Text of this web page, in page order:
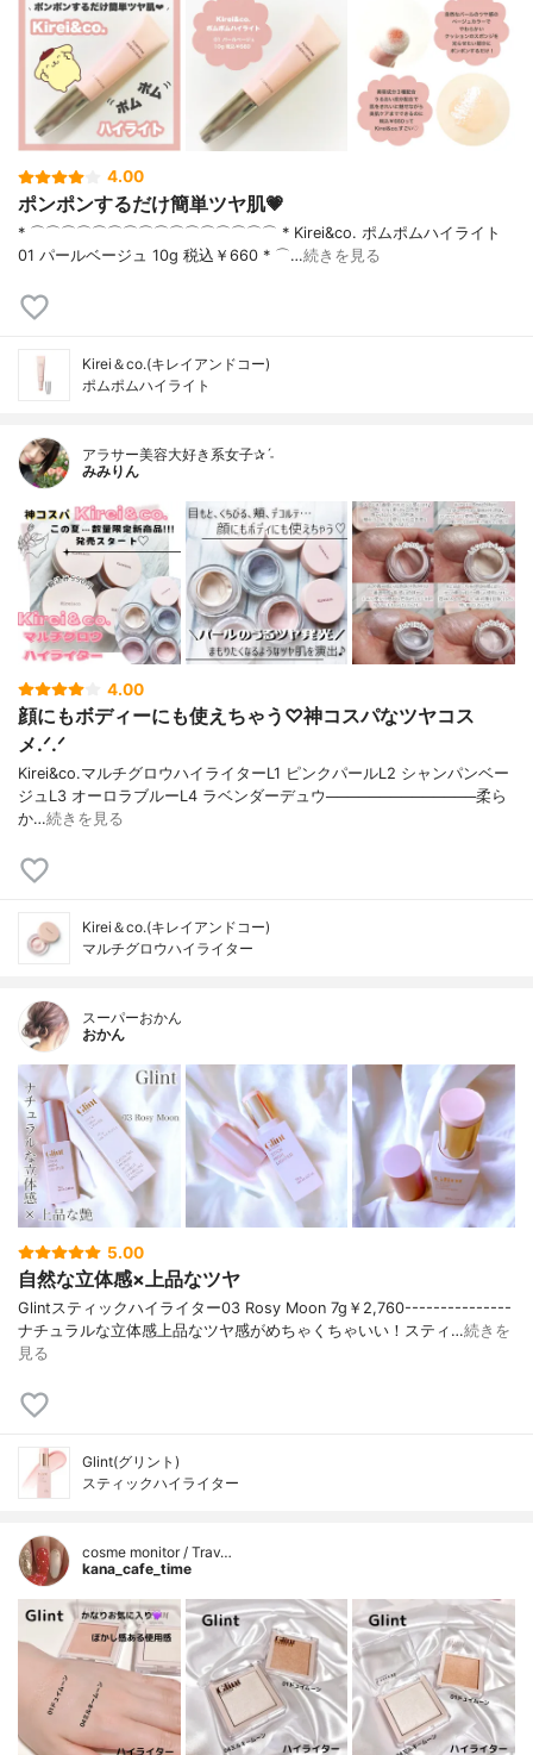
4.00
ポンポンするだけ簡単ツヤ肌💗
* ⌒⌒⌒⌒⌒⌒⌒⌒⌒⌒⌒⌒⌒⌒⌒⌒ * Kirei&co. ポムポムハイライト
01 パールベージュ 10g 税込￥660 * ⌒…続きを見る
Kirei＆co.(キレイアンドコー)
ポムポムハイライト
アラサー美容大好き系女子✰ˊ˗
みみりん
4.00
顔にもボディーにも使えちゃう♡神コスパなツヤコス
メ.ᐟ.ᐟ
Kirei&co.マルチグロウハイライターL1 ピンクパールL2 シャンパンベー
ジュL3 オーロラブルーL4 ラベンダーデュウ──────────────柔ら
か…続きを見る
Kirei＆co.(キレイアンドコー)
マルチグロウハイライター
スーパーおかん
おかん
5.00
自然な立体感×上品なツヤ
Glintスティックハイライター03 Rosy Moon 7g￥2,760---------------
ナチュラルな立体感上品なツヤ感がめちゃくちゃいい！スティ…続きを
見る
Glint(グリント)
スティックハイライター
cosme monitor / Trav…
kana_cafe_time